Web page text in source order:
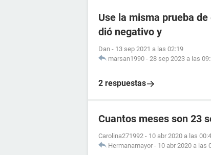
Use la misma prueba
dió negativo y
Dan - 13 sep 2021 a las 02:19
marsan1990 - 28 sep 2023 a las
2 respuestas
Cuantos meses son 23
Carolina271992 - 10 abr 2020 a las
Hermanamayor - 10 abr 2020 a las